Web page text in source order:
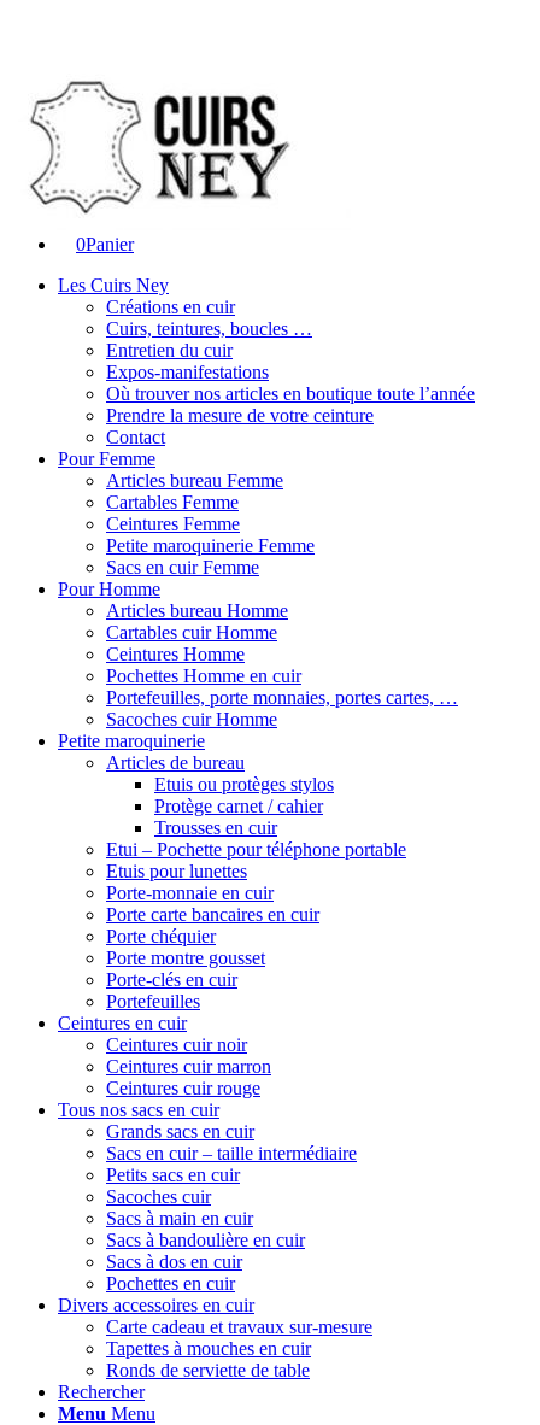
0Panier
Les Cuirs Ney
Créations en cuir
Cuirs, teintures, boucles …
Entretien du cuir
Expos-manifestations
Où trouver nos articles en boutique toute l’année
Prendre la mesure de votre ceinture
Contact
Pour Femme
Articles bureau Femme
Cartables Femme
Ceintures Femme
Petite maroquinerie Femme
Sacs en cuir Femme
Pour Homme
Articles bureau Homme
Cartables cuir Homme
Ceintures Homme
Pochettes Homme en cuir
Portefeuilles, porte monnaies, portes cartes, …
Sacoches cuir Homme
Petite maroquinerie
Articles de bureau
Etuis ou protèges stylos
Protège carnet / cahier
Trousses en cuir
Etui – Pochette pour téléphone portable
Etuis pour lunettes
Porte-monnaie en cuir
Porte carte bancaires en cuir
Porte chéquier
Porte montre gousset
Porte-clés en cuir
Portefeuilles
Ceintures en cuir
Ceintures cuir noir
Ceintures cuir marron
Ceintures cuir rouge
Tous nos sacs en cuir
Grands sacs en cuir
Sacs en cuir – taille intermédiaire
Petits sacs en cuir
Sacoches cuir
Sacs à main en cuir
Sacs à bandoulière en cuir
Sacs à dos en cuir
Pochettes en cuir
Divers accessoires en cuir
Carte cadeau et travaux sur-mesure
Tapettes à mouches en cuir
Ronds de serviette de table
Rechercher
Menu Menu